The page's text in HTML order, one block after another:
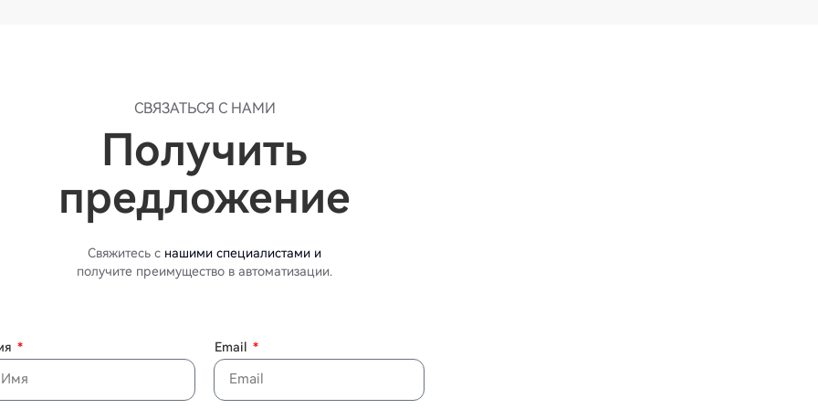
СВЯЗАТЬСЯ С НАМИ
Получить
предложение
Свяжитесь с нашими специалистами и
получите преимущество в автоматизации.
Email